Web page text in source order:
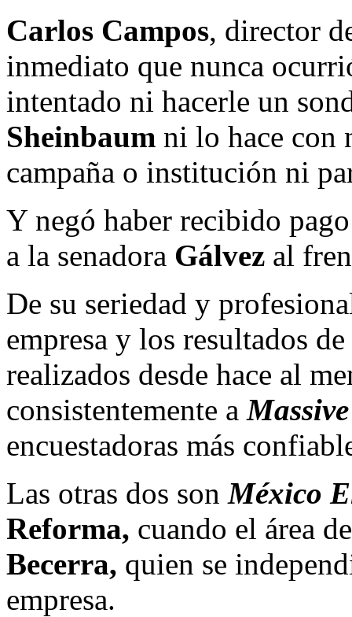
Carlos Campos, director
inmediato que nunca
intentado ni hacerle un
Sheinbaum ni lo hace con
campaña o institución ni
Y negó haber recibido
a la senadora Gálvez al
De su seriedad y
empresa y los resultados
realizados desde hace al
consistentemente a
encuestadoras más
Las otras dos sonMéxico
Reforma, cuando el área
Becerra, quien se
empresa.